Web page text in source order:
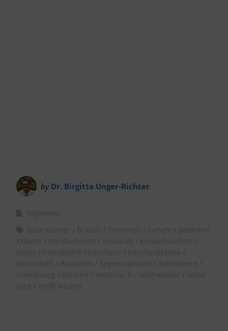
by Dr. Birgitta Unger-Richter